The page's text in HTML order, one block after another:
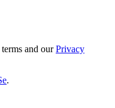
and ourPrivacy
.